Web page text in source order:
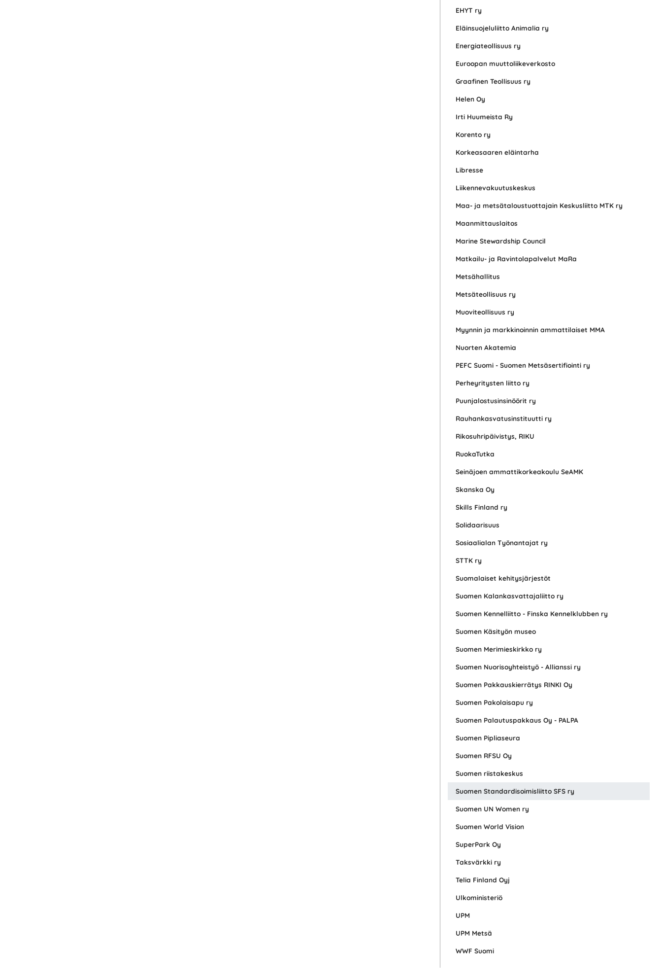
EHYT ry
Eläinsuojeluliitto Animalia ry
Energiateollisuus ry
Euroopan muuttoliikeverkosto
Graafinen Teollisuus ry
Helen Oy
Irti Huumeista Ry
Korento ry
Korkeasaaren eläintarha
Libresse
Liikennevakuutuskeskus
Maa- ja metsätaloustuottajain Keskusliitto MTK ry
Maanmittauslaitos
Marine Stewardship Council
Matkailu- ja Ravintolapalvelut MaRa
Metsähallitus
Metsäteollisuus ry
Muoviteollisuus ry
Myynnin ja markkinoinnin ammattilaiset MMA
Nuorten Akatemia
PEFC Suomi - Suomen Metsäsertifiointi ry
Perheyritysten liitto ry
Puunjalostusinsinöörit ry
Rauhankasvatusinstituutti ry
Rikosuhripäivistys, RIKU
RuokaTutka
Seinäjoen ammattikorkeakoulu SeAMK
Skanska Oy
Skills Finland ry
Solidaarisuus
Sosiaalialan Työnantajat ry
STTK ry
Suomalaiset kehitysjärjestöt
Suomen Kalankasvattajaliitto ry
Suomen Kennelliitto - Finska Kennelklubben ry
Suomen Käsityön museo
Suomen Merimieskirkko ry
Suomen Nuorisoyhteistyö - Allianssi ry
Suomen Pakkauskierrätys RINKI Oy
Suomen Pakolaisapu ry
Suomen Palautuspakkaus Oy - PALPA
Suomen Pipliaseura
Suomen RFSU Oy
Suomen riistakeskus
Suomen Standardisoimisliitto SFS ry
Suomen UN Women ry
Suomen World Vision
SuperPark Oy
Taksvärkki ry
Telia Finland Oyj
Ulkoministeriö
UPM
UPM Metsä
WWF Suomi